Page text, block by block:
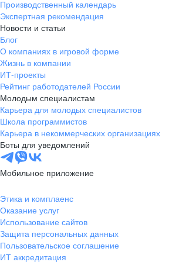
Производственный календарь
Экспертная рекомендация
Новости и статьи
Блог
О компаниях в игровой форме
Жизнь в компании
ИТ-проекты
Рейтинг работодателей России
Молодым специалистам
Карьера для молодых специалистов
Школа программистов
Карьера в некоммерческих организациях
Боты для уведомлений
Мобильное приложение
Этика и комплаенс
Оказание услуг
Использование сайтов
Защита персональных данных
Пользовательское соглашение
ИТ аккредитация